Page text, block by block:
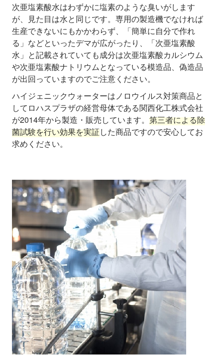
次亜塩素酸水はわずかに塩素のような臭いがします
が、見た目は水と同じです。専用の製造機でなければ
生産できないにもかかわらず、「簡単に自分で作れ
る」などといったデマが広がったり、「次亜塩素酸
水」と記載されていても成分は次亜塩素酸カルシウム
や次亜塩素酸ナトリウムとなっている模造品、偽造品
が出回っていますのでご注意ください。
ハイジェニックウォーターはノロウイルス対策商品と
してロハスプラザの経営母体である関西化工株式会社
が2014年から製造・販売しています。第三者による除
菌試験を行い効果を実証した商品ですので安心してお
求めください。